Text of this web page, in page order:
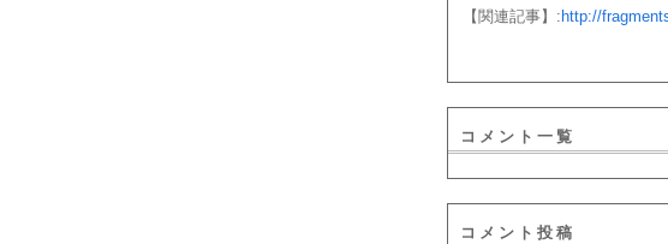
【関連記事】: http://
コメント一覧
コメント投稿